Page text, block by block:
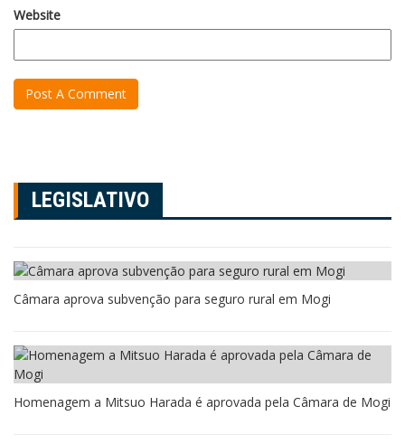
Website
LEGISLATIVO
Câmara aprova subvenção para seguro rural em Mogi
Homenagem a Mitsuo Harada é aprovada pela Câmara de Mogi